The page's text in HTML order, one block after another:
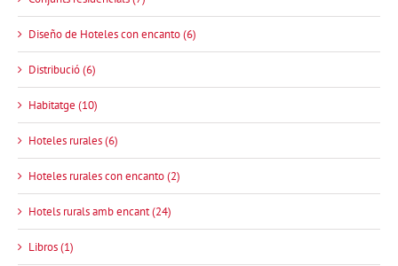
Diseño de Hoteles con encanto (6)
Distribució (6)
Habitatge (10)
Hoteles rurales (6)
Hoteles rurales con encanto (2)
Hotels rurals amb encant (24)
Libros (1)